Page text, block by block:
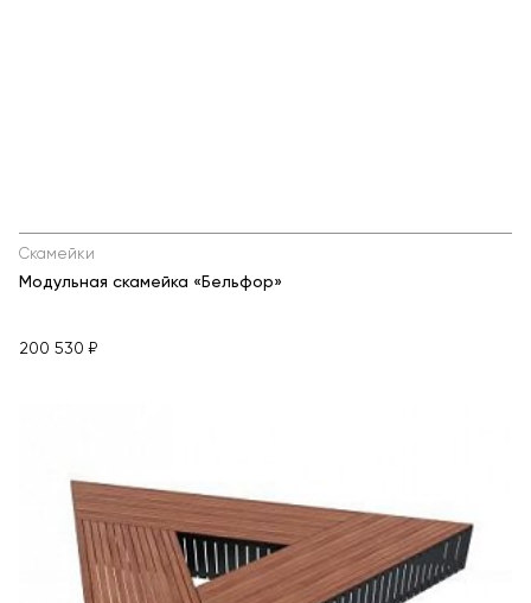
Скамейки
Модульная скамейка «Бельфор»
200 530 ₽